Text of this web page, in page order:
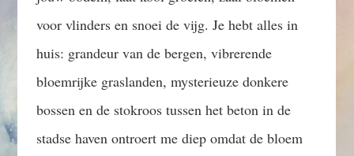
voor vlinders en snoei de vijg. Je hebt alles in
huis: grandeur van de bergen, vibrerende
bloemrijke graslanden, mysterieuze donkere
bossen en de stokroos tussen het beton in de
stadse haven ontroert me diep omdat de bloem